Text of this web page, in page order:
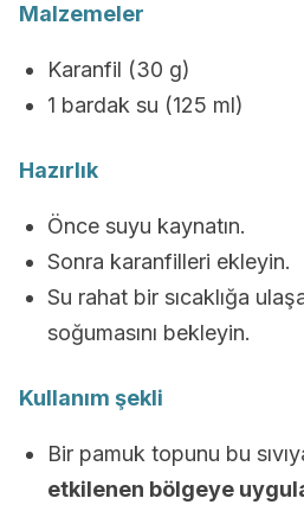
Malzemeler
Karanfil (30 g)
1 bardak su (125 ml)
Hazırlık
Önce suyu kaynatın.
Sonra karanfilleri ekleyin.
Su rahat bir sıcaklığa
soğumasını bekleyin.
Kullanım şekli
Bir pamuk topunu bu
etkilenen bölgeye